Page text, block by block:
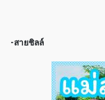
-สายชิลล์